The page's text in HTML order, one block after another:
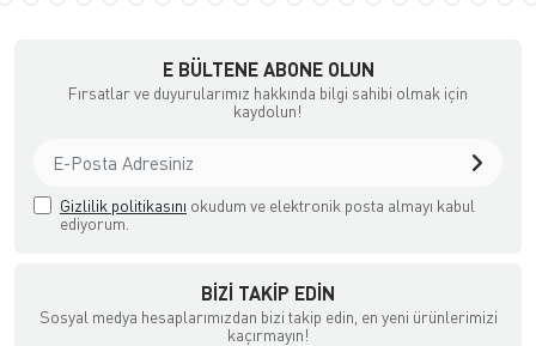
E BÜLTENE ABONE OLUN
Fırsatlar ve duyurularımız hakkında bilgi sahibi olmak için
kaydolun!
Gizlilik politikasını okudum ve elektronik posta almayı kabul
ediyorum.
BIZI TAKIP EDIN
Sosyal medya hesaplarımızdan bizi takip edin, en yeni ürünlerimizi
kaçırmayın!